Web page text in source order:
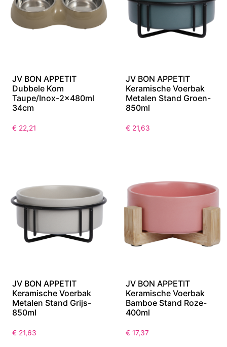
JV BON APPETIT
Dubbele Kom
Taupe/Inox-2x480ml
34cm
€ 22,21
JV BON APPETIT
Keramische Voerbak
Metalen Stand Groen-
850ml
€ 21,63
JV BON APPETIT
Keramische Voerbak
Metalen Stand Grijs-
850ml
€ 21,63
JV BON APPETIT
Keramische Voerbak
Bamboe Stand Roze-
400ml
€ 17,37